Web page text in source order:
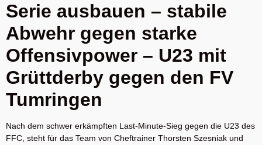
Serie ausbauen – stabile
Abwehr gegen starke
Offensivpower – U23 mit
Grüttderby gegen den FV
Tumringen
Nach dem schwer erkämpften Last-Minute-Sieg gegen die U23 des
FFC, steht für das Team von Cheftrainer Thorsten Szesniak und